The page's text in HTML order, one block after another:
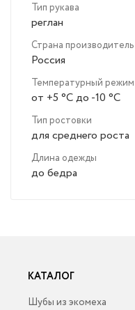
Тип рукава
реглан
Страна производитель
Россия
Температурный режим
от +5 °C до -10 °C
Тип ростовки
для среднего роста
Длина одежды
до бедра
КАТАЛОГ
Шубы из экомеха